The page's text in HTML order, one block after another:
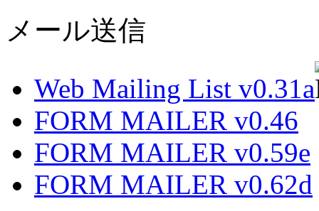
メール送信
Web Mailing List v0.31a
FORM MAILER v0.46
FORM MAILER v0.59e
FORM MAILER v0.62d